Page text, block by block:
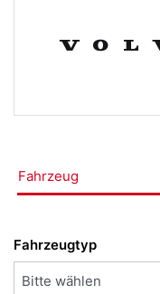
Fahrzeug
Fahrzeugtyp
Bitte wählen